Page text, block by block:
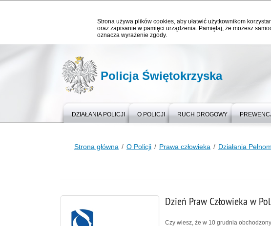
Strona używa plików cookies, aby ułatwić użytkownikom
oraz zapisanie w pamięci urządzenia. Pamiętaj, że możesz
oznacza wyrażenie zgody.
Policja Świętokrzyska
DZIAŁANIA POLICJI O POLICJI RUCH DROGOWY
Strona główna O Policji Prawa człowieka Działania
Dzień Praw Człowieka w
Czy wiesz, że w 10 grudnia